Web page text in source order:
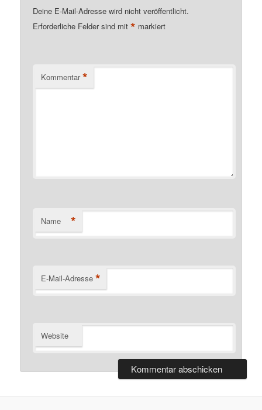
Deine E-Mail-Adresse wird nicht veröffentlicht.
Erforderliche Felder sind mit* markiert
Kommentar *
Name *
E-Mail-Adresse *
Website